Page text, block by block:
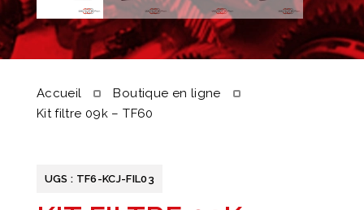
Accueil
Boutique en ligne
Kit filtre 09k – TF60
UGS : TF6-KCJ-FIL03